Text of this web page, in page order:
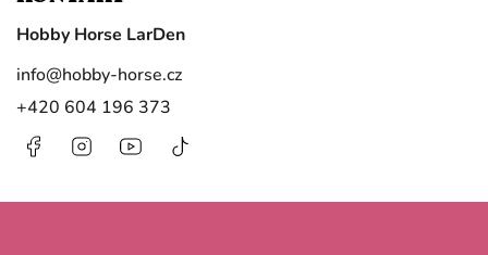
Hobby Horse LarDen
info@hobby-horse.cz
+420 604 196 373
FacebookInstagramhttps://www.youtube.com/